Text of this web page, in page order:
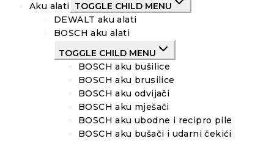
Aku alati TOGGLE CHILD MENU
DEWALT aku alati
BOSCH aku alati
TOGGLE CHILD MENU
BOSCH aku bušilice
BOSCH aku brusilice
BOSCH aku odvijači
BOSCH aku mješači
BOSCH aku ubodne i recipro pile
BOSCH aku bušači i udarni čekići